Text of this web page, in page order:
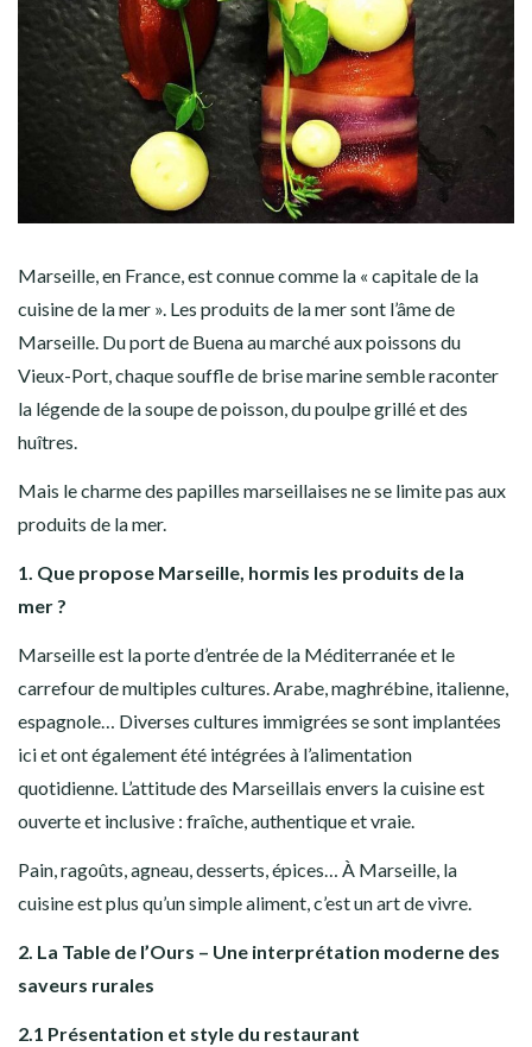
Marseille, en France, est connue comme la « capitale de la
cuisine de la mer ». Les produits de la mer sont l’âme de
Marseille. Du port de Buena au marché aux poissons du
Vieux-Port, chaque souffle de brise marine semble raconter
la légende de la soupe de poisson, du poulpe grillé et des
huîtres.
Mais le charme des papilles marseillaises ne se limite pas aux
produits de la mer.
1. Que propose Marseille, hormis les produits de la
mer ?
Marseille est la porte d’entrée de la Méditerranée et le
carrefour de multiples cultures. Arabe, maghrébine, italienne,
espagnole… Diverses cultures immigrées se sont implantées
ici et ont également été intégrées à l’alimentation
quotidienne. L’attitude des Marseillais envers la cuisine est
ouverte et inclusive : fraîche, authentique et vraie.
Pain, ragoûts, agneau, desserts, épices… À Marseille, la
cuisine est plus qu’un simple aliment, c’est un art de vivre.
2. La Table de l’Ours – Une interprétation moderne des
saveurs rurales
2.1 Présentation et style du restaurant